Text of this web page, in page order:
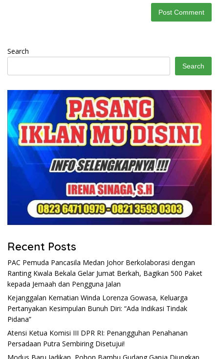
Search
Search
Recent Posts
PAC Pemuda Pancasila Medan Johor Berkolaborasi dengan
Ranting Kwala Bekala Gelar Jumat Berkah, Bagikan 500 Paket
kepada Jemaah dan Pengguna Jalan
Kejanggalan Kematian Winda Lorenza Gowasa, Keluarga
Pertanyakan Kesimpulan Bunuh Diri: “Ada Indikasi Tindak
Pidana”
Atensi Ketua Komisi III DPR RI: Penangguhan Penahanan
Persadaan Putra Sembiring Disetujui!